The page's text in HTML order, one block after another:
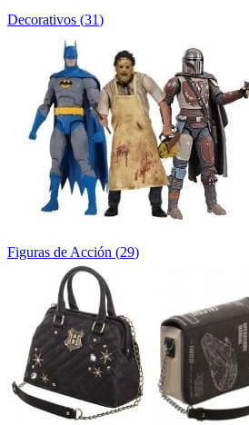
Decorativos (31)
Figuras de Acción (29)